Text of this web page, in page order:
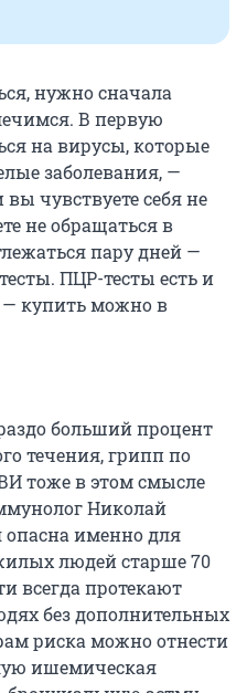
нужно сначала
В первую
на вирусы, которые
заболевания, —
чувствуете себя не
не обращаться в
пару дней —
ПЦР-тесты есть и
купить можно в
больший процент
течения, грипп по
тоже в этом смысле
Николай
именно для
людей старше 70
всегда протекают
без дополнительных
риска можно отнести
ишемическая